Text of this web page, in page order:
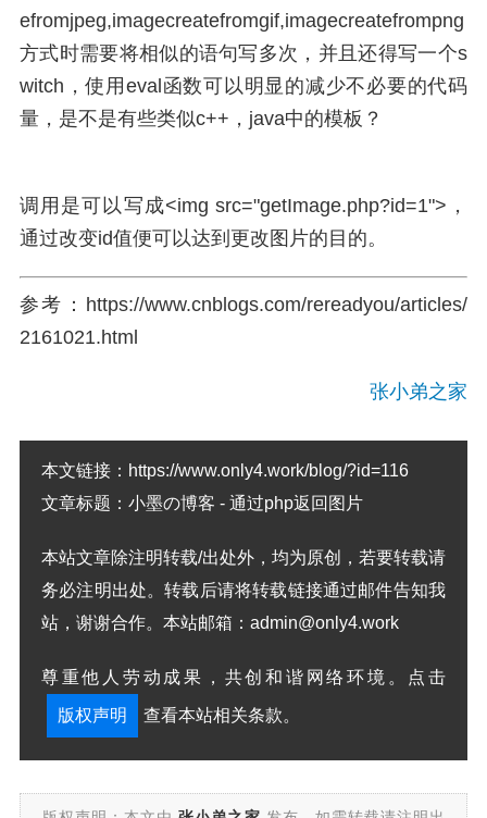
efromjpeg,imagecreatefromgif,imagecreatefrompng
方式时需要将相似的语句写多次，并且还得写一个s
witch，使用eval函数可以明显的减少不必要的代码
量，是不是有些类似c++，java中的模板？
调用是可以写成<img src="getImage.php?id=1">，
通过改变id值便可以达到更改图片的目的。
参考：https://www.cnblogs.com/rereadyou/articles/
2161021.html
张小弟之家
本文链接： https://www.only4.work/blog/?id=116
文章标题： 小墨の博客 - 通过php返回图片
本站文章除注明转载/出处外，均为原创，若要转载请
务必注明出处。转载后请将转载链接通过邮件告知我
站，谢谢合作。本站邮箱：admin@only4.work
尊重他人劳动成果，共创和谐网络环境。点击
版权声明 查看本站相关条款。